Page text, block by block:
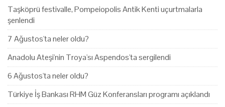
Taşköprü festivalle, Pompeiopolis Antik Kenti uçurtmalarla
şenlendi
7 Ağustos'ta neler oldu?
Anadolu Ateşi'nin Troya'sı Aspendos'ta sergilendi
6 Ağustos'ta neler oldu?
Türkiye İş Bankası RHM Güz Konferansları programı açıklandı